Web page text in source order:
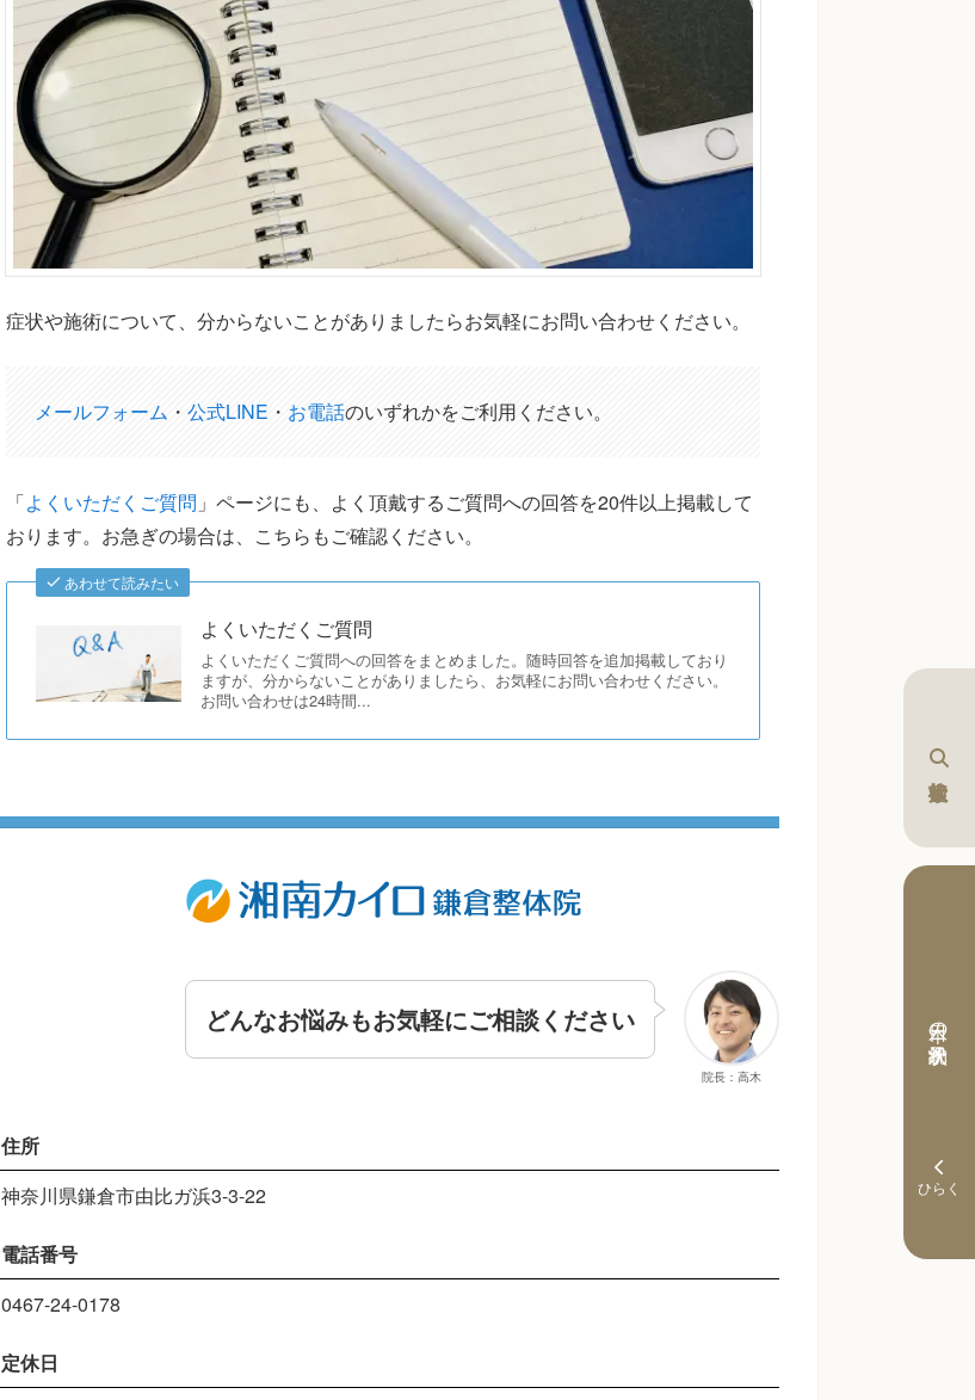
症状や施術について、分からないことがありましたらお気軽にお問い合わせください。
メールフォーム ・ 公式LINE ・ お電話のいずれかをご利用ください。
「よくいただくご質問 」ページにも、よく頂戴するご質問への回答を20件以上掲載して
おります。お急ぎの場合は、こちらもご確認ください。
あわせて読みたい
よくいただくご質問
よくいただくご質問への回答をまとめました。随時回答を追加掲載しており
ますが、分からないことがありましたら、お気軽にお問い合わせください。
お問い合わせは24時間...
院長：高木
どんなお悩みもお気軽にご相談ください
住所
神奈川県鎌倉市由比ガ浜3-3-22
電話番号
0467-24-0178
定休日
本日の予約状況